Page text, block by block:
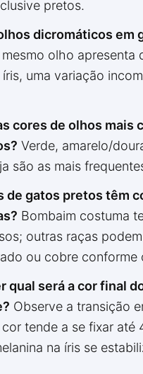
pretos.
dicromáticos em
olho apresenta
uma variação
cores de olhos mais
Verde, amarelo/
são as mais
de gatos pretos têm
Bombaim costuma
outras raças
ou cobre conforme
qual será a cor final
Observe a transição
tende a se fixar até
na íris se